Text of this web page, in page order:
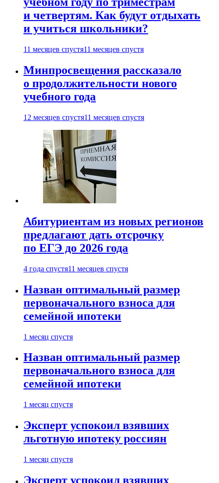
и четвертям. Как будут отдыхать
и учиться школьники?
11 месяцев спустя11 месяцев спустя
Минпросвещения рассказало
о продолжительности нового
учебного года
12 месяцев спустя11 месяцев спустя
Абитуриентам из новых регионов
предлагают дать отсрочку
по ЕГЭ до 2026 года
4 года спустя11 месяцев спустя
Назван оптимальный размер
первоначального взноса для
семейной ипотеки
1 месяц спустя
Назван оптимальный размер
первоначального взноса для
семейной ипотеки
1 месяц спустя
Эксперт успокоил взявших
льготную ипотеку россиян
1 месяц спустя
Эксперт успокоил взявших